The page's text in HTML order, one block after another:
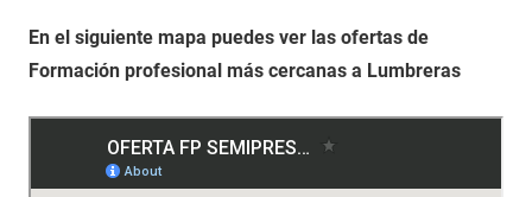
En el siguiente mapa puedes ver las ofertas de
Formación profesional más cercanas a Lumbreras